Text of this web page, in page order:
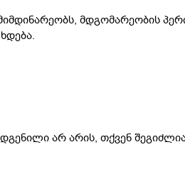
მდგომარეობის
არ არის, თქვენ